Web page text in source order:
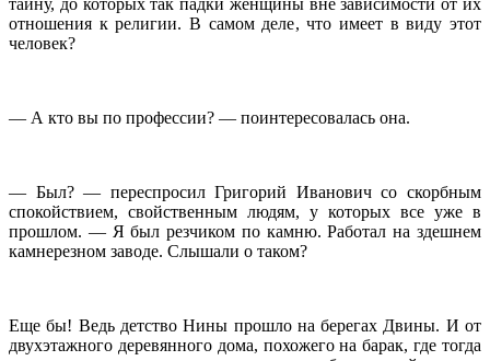
тайну, до которых так падки женщины вне зависимости от их
отношения к религии. В самом деле, что имеет в виду этот
человек?
— А кто вы по профессии? — поинтересовалась она.
— Был? — переспросил Григорий Иванович со скорбным
спокойствием, свойственным людям, у которых все уже в
прошлом. — Я был резчиком по камню. Работал на здешнем
камнерезном заводе. Слышали о таком?
Еще бы! Ведь детство Нины прошло на берегах Двины. И от
двухэтажного деревянного дома, похожего на барак, где тогда